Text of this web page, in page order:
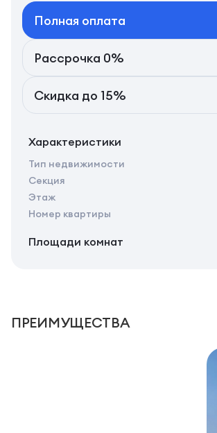
Полная оплата
Рассрочка 0%
Скидка до 15%
Характеристики
Тип недвижимости
Секция
Этаж
Номер квартиры
Площади комнат
Площадь балконов
ПРЕИМУЩЕСТВА